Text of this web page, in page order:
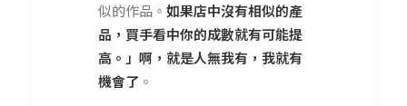
似的作品。 如果店中沒有相似的產
品，買手看中你的成數就有可能提
高。」啊，就是人無我有，我就有
機會了 。